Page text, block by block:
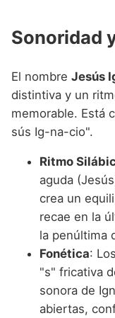
Sonoridad
El nombre Jesús
distintiva y un
memorable. Está
sús Ig-na-cio".
Ritmo
aguda
crea un
recae en la
la penúltima
Fonética:
"s" fricativa
sonora de
abiertas,